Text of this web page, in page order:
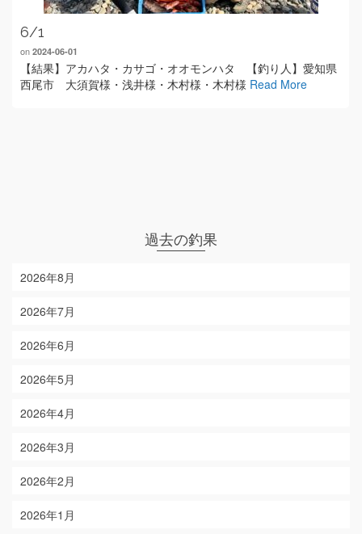
6/1
on 2024-06-01
【結果】アカハタ・カサゴ・オオモンハタ 【釣り人】愛知県
西尾市 大須賀様・浅井様・木村様・木村様 Read More
過去の釣果
2026年8月
2026年7月
2026年6月
2026年5月
2026年4月
2026年3月
2026年2月
2026年1月